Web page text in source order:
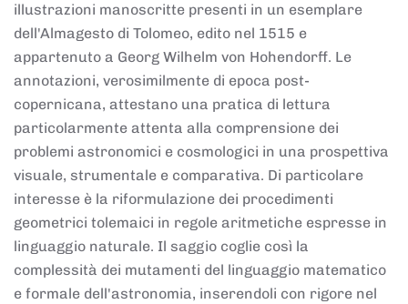
illustrazioni manoscritte presenti in un esemplare
dell'Almagesto di Tolomeo, edito nel 1515 e
appartenuto a Georg Wilhelm von Hohendorff. Le
annotazioni, verosimilmente di epoca post-
copernicana, attestano una pratica di lettura
particolarmente attenta alla comprensione dei
problemi astronomici e cosmologici in una prospettiva
visuale, strumentale e comparativa. Di particolare
interesse è la riformulazione dei procedimenti
geometrici tolemaici in regole aritmetiche espresse in
linguaggio naturale. Il saggio coglie così la
complessità dei mutamenti del linguaggio matematico
e formale dell'astronomia, inserendoli con rigore nel